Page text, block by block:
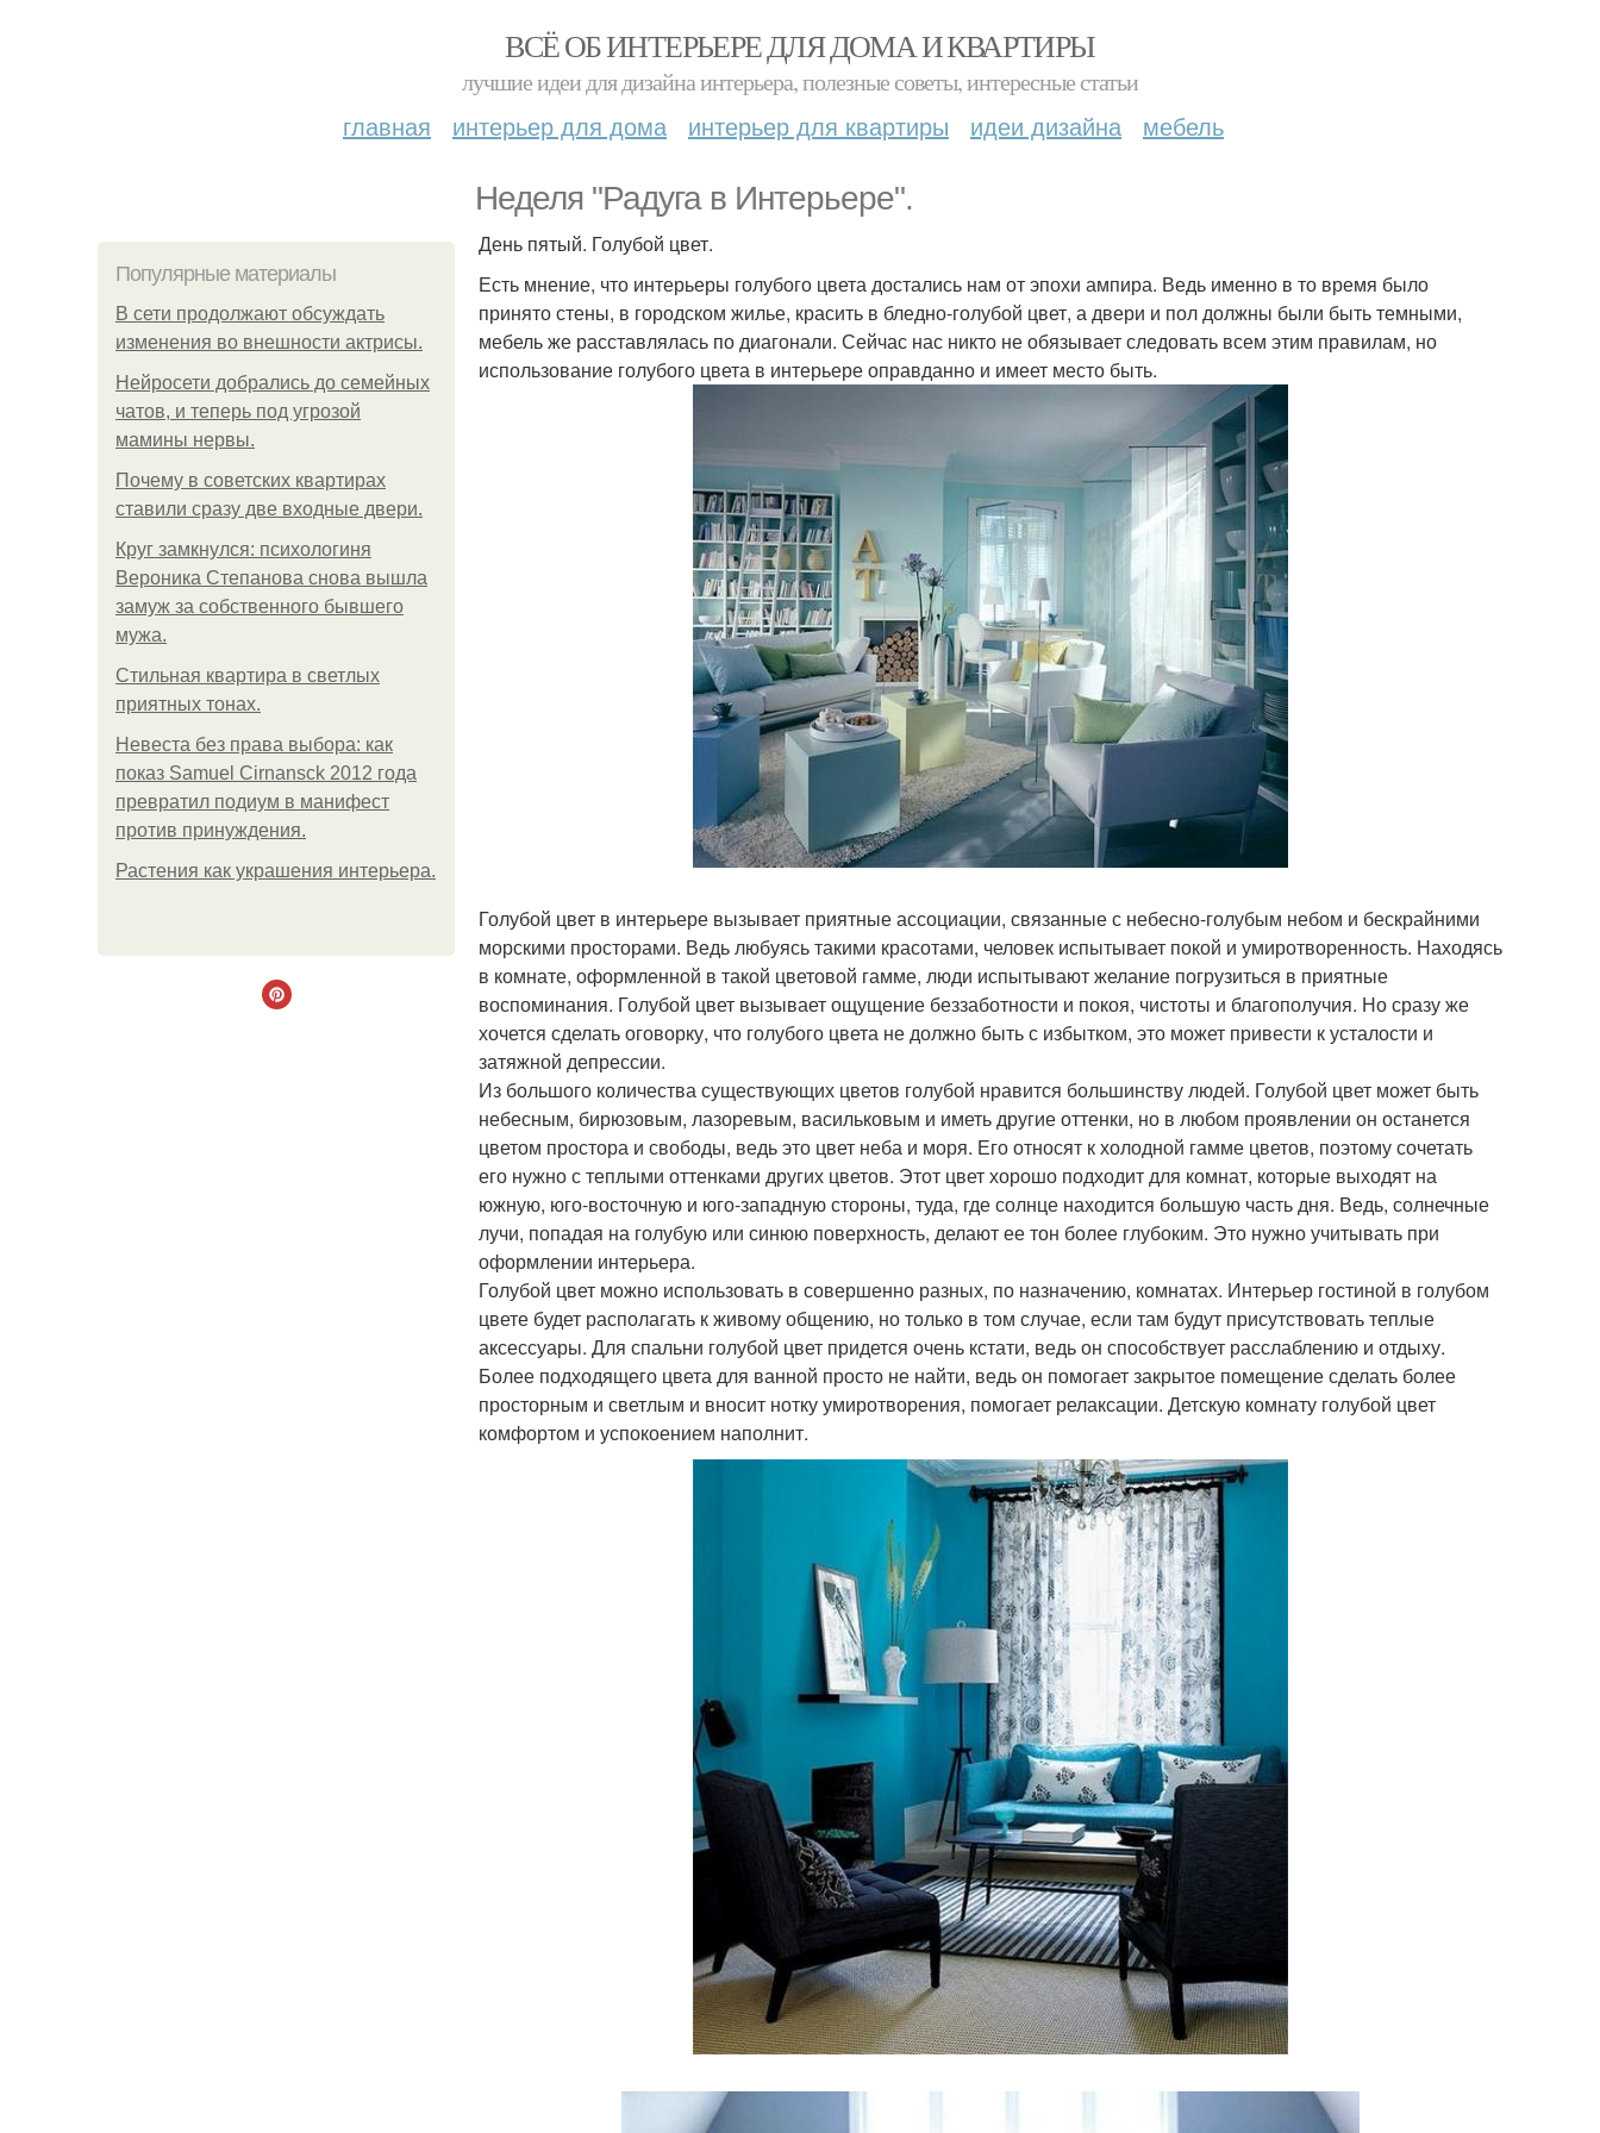
ВСЁ ОБ ИНТЕРЬЕРЕ ДЛЯ ДОМА И КВАРТИРЫ
лучшие идеи для дизайна интерьера, полезные советы, интересные статьи
главная интерьер для дома интерьер для квартиры идеи дизайна мебель
Неделя "Радуга в Интерьере".
Популярные материалы
В сети продолжают обсуждать
изменения во внешности актрисы.
Нейросети добрались до семейных
чатов, и теперь под угрозой
мамины нервы.
Почему в советских квартирах
ставили сразу две входные двери.
Круг замкнулся: психологиня
Вероника Степанова снова вышла
замуж за собственного бывшего
мужа.
Стильная квартира в светлых
приятных тонах.
Невеста без права выбора: как
показ Samuel Cirnansck 2012 года
превратил подиум в манифест
против принуждения.
Растения как украшения интерьера.
День пятый. Голубой цвет.
Есть мнение, что интерьеры голубого цвета достались нам от эпохи ампира. Ведь именно в то время было
принято стены, в городском жилье, красить в бледно-голубой цвет, а двери и пол должны были быть темными,
мебель же расставлялась по диагонали. Сейчас нас никто не обязывает следовать всем этим правилам, но
использование голубого цвета в интерьере оправданно и имеет место быть.
Голубой цвет в интерьере вызывает приятные ассоциации, связанные с небесно-голубым небом и бескрайними
морскими просторами. Ведь любуясь такими красотами, человек испытывает покой и умиротворенность. Находясь
в комнате, оформленной в такой цветовой гамме, люди испытывают желание погрузиться в приятные
воспоминания. Голубой цвет вызывает ощущение беззаботности и покоя, чистоты и благополучия. Но сразу же
хочется сделать оговорку, что голубого цвета не должно быть с избытком, это может привести к усталости и
затяжной депрессии.
Из большого количества существующих цветов голубой нравится большинству людей. Голубой цвет может быть
небесным, бирюзовым, лазоревым, васильковым и иметь другие оттенки, но в любом проявлении он останется
цветом простора и свободы, ведь это цвет неба и моря. Его относят к холодной гамме цветов, поэтому сочетать
его нужно с теплыми оттенками других цветов. Этот цвет хорошо подходит для комнат, которые выходят на
южную, юго-восточную и юго-западную стороны, туда, где солнце находится большую часть дня. Ведь, солнечные
лучи, попадая на голубую или синюю поверхность, делают ее тон более глубоким. Это нужно учитывать при
оформлении интерьера.
Голубой цвет можно использовать в совершенно разных, по назначению, комнатах. Интерьер гостиной в голубом
цвете будет располагать к живому общению, но только в том случае, если там будут присутствовать теплые
аксессуары. Для спальни голубой цвет придется очень кстати, ведь он способствует расслаблению и отдыху.
Более подходящего цвета для ванной просто не найти, ведь он помогает закрытое помещение сделать более
просторным и светлым и вносит нотку умиротворения, помогает релаксации. Детскую комнату голубой цвет
комфортом и успокоением наполнит.